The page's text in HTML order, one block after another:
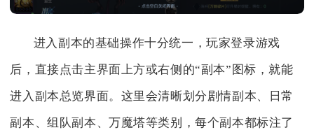
进入副本的基础操作十分统一，玩家登录游戏
后，直接点击主界面上方或右侧的“副本”图标，就能
进入副本总览界面。这里会清晰划分剧情副本、日常
副本、组队副本、万魔塔等类别，每个副本都标注了